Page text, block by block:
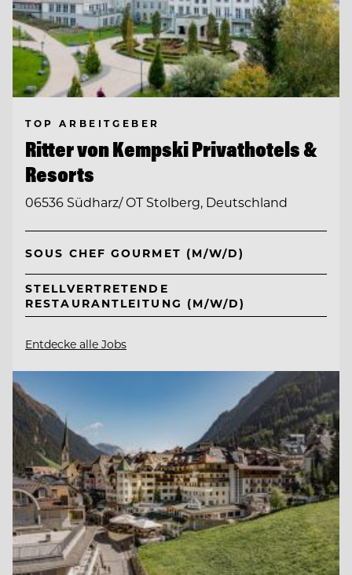
TOP ARBEITGEBER
Ritter von Kempski Privathotels &
Resorts
06536 Südharz/ OT Stolberg, Deutschland
SOUS CHEF GOURMET (M/W/D)
STELLVERTRETENDE
RESTAURANTLEITUNG (M/W/D)
Entdecke alle Jobs